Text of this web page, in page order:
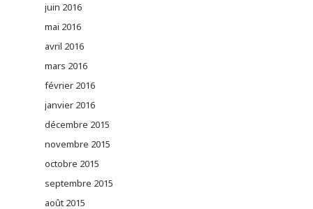
juin 2016
mai 2016
avril 2016
mars 2016
février 2016
janvier 2016
décembre 2015
novembre 2015
octobre 2015
septembre 2015
août 2015